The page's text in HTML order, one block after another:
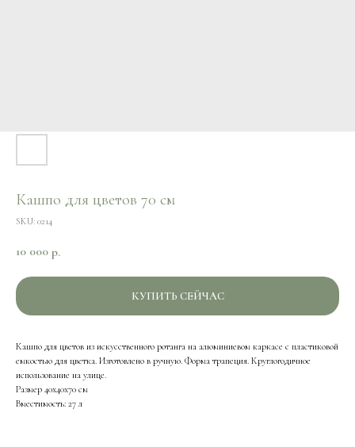
Кашпо для цветов 70 см
SKU: 0214
10 000 р.
КУПИТЬ СЕЙЧАС
Кашпо для цветов из искусственного ротанга на алюминиевом каркасе с пластиковой
емкостью для цветка. Изготовлено в ручную. Форма трапеция. Круглогодичное
использование на улице.
Размер 40x40x70 см
Вместимость: 27 л